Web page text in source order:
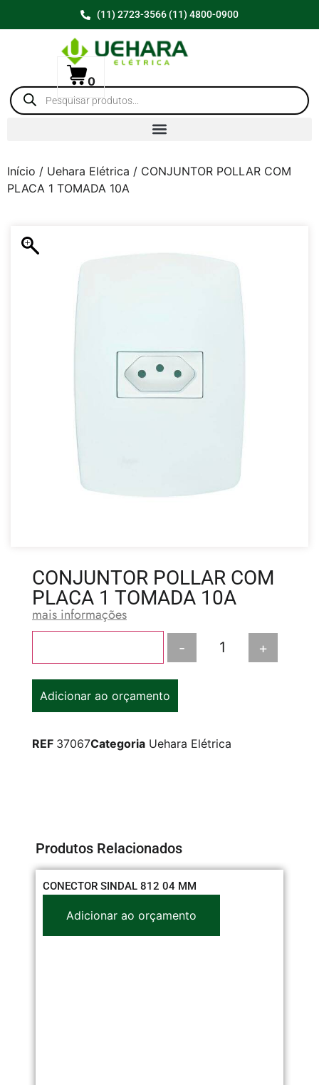
(11) 2723-3566 (11) 4800-0900
0
Início / Uehara Elétrica / CONJUNTOR POLLAR COM
PLACA 1 TOMADA 10A
CONJUNTOR POLLAR COM
PLACA 1 TOMADA 10A
mais informações
- +
Adicionar ao orçamento
REF 37067Categoria Uehara Elétrica
Produtos Relacionados
CONECTOR SINDAL 812 04 MM
Adicionar ao orçamento